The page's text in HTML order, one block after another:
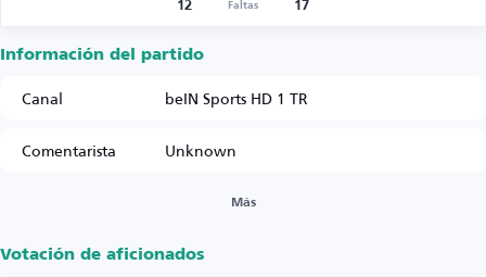
12
Faltas 17
Información del partido
Canal
beIN Sports HD 1 TR
Comentarista
Unknown
Más
Votación de aficionados